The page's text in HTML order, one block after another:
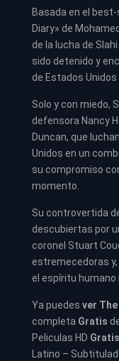
Basada en el
Diary» de
de la lucha de
sido detenido y
de Estados Unidos
Solo y con miedo,
defensora Nancy
Duncan, que
Unidos en un
su compromiso
momento.
Su controvertida
descubiertas por
coronel Stuart
estremecedoras
el espíritu humano
Ya puedes ver
completa Gratis
Peliculas HD Gratis
Latino –